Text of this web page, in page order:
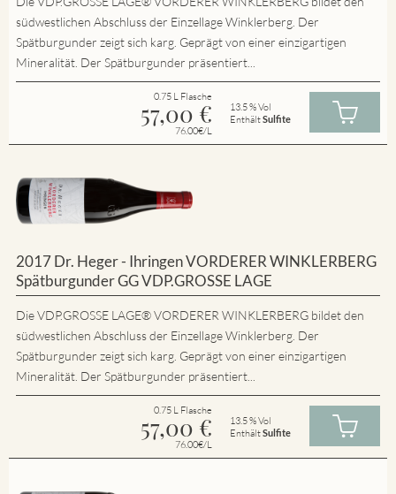
südwestlichen Abschluss der Einzellage Winklerberg. Der
Spätburgunder zeigt sich karg. Geprägt von einer einzigartigen
Mineralität. Der Spätburgunder präsentiert...
0.75 L Flasche
57,00 €
76.00€/L
13.5 % Vol
EnthältSulfite
2017 Dr. Heger - Ihringen VORDERER WINKLERBERG
Spätburgunder GG VDP.GROSSE LAGE
Die VDP.GROSSE LAGE® VORDERER WINKLERBERG bildet den
südwestlichen Abschluss der Einzellage Winklerberg. Der
Spätburgunder zeigt sich karg. Geprägt von einer einzigartigen
Mineralität. Der Spätburgunder präsentiert...
0.75 L Flasche
57,00 €
76.00€/L
13.5 % Vol
EnthältSulfite